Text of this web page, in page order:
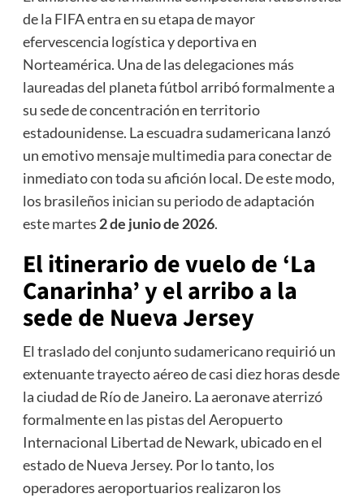
de la FIFA entra en su etapa de mayor
efervescencia logística y deportiva en
Norteamérica. Una de las delegaciones más
laureadas del planeta fútbol arribó formalmente a
su sede de concentración en territorio
estadounidense. La escuadra sudamericana lanzó
un emotivo mensaje multimedia para conectar de
inmediato con toda su afición local. De este modo,
los brasileños inician su periodo de adaptación
este martes 2 de junio de 2026.
El itinerario de vuelo de ‘La
Canarinha’ y el arribo a la
sede de Nueva Jersey
El traslado del conjunto sudamericano requirió un
extenuante trayecto aéreo de casi diez horas desde
la ciudad de Río de Janeiro. La aeronave aterrizó
formalmente en las pistas del Aeropuerto
Internacional Libertad de Newark, ubicado en el
estado de Nueva Jersey. Por lo tanto, los
operadores aeroportuarios realizaron los